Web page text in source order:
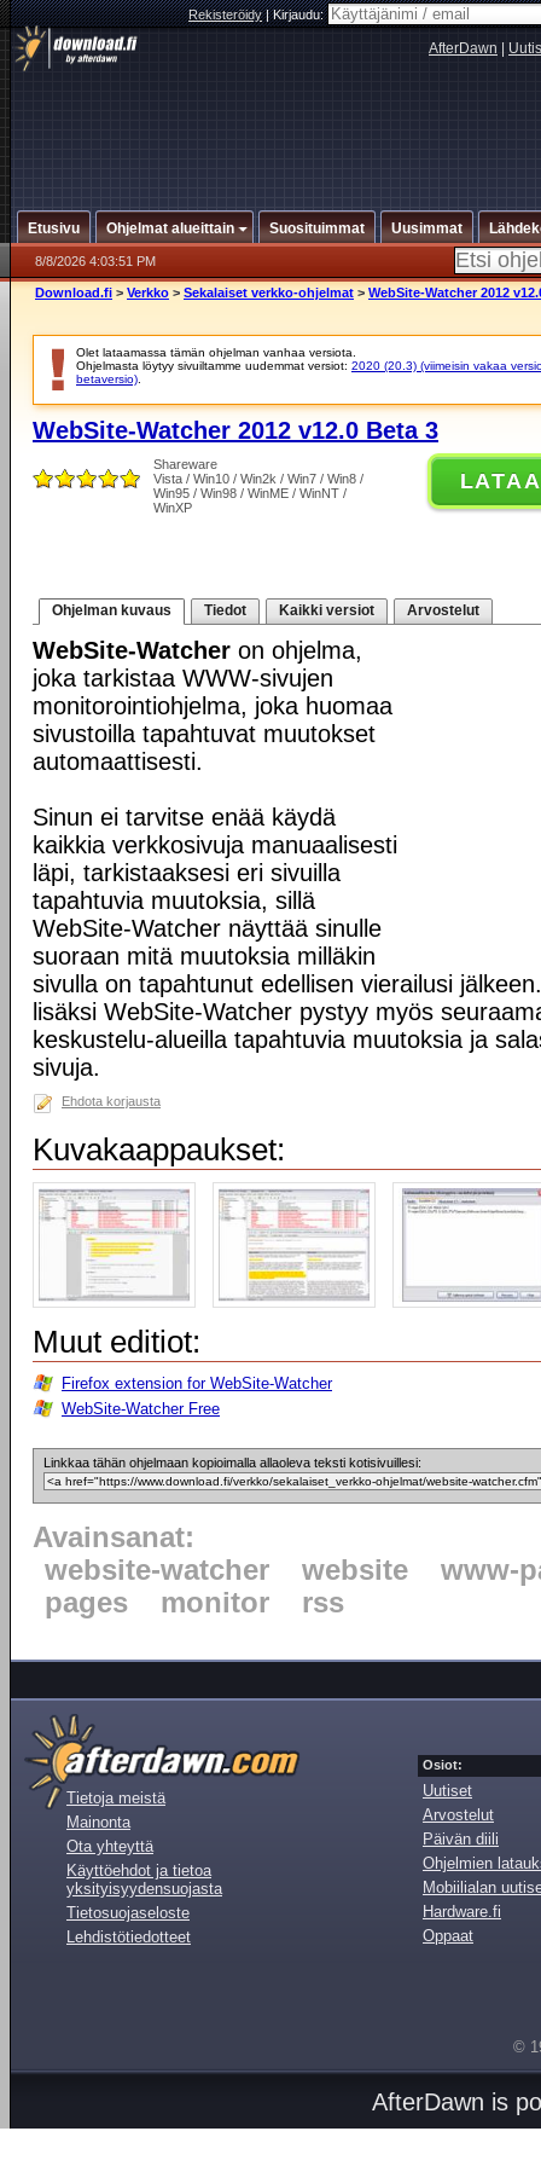
Rekisteröidy|Kirjaudu:
AfterDawn
Etusivu Ohjelmat alueittain Suosituimmat Uusimmat
8/8/2026 4:03:51 PM
Download.fi > Verkko > Sekalaiset verkko-ohjelmat > WebSite-Watcher 2012
Olet lataamassa tämän ohjelman vanhaa versiota.
Ohjelmasta löytyy sivuiltamme uudemmat versiot: 2020 (20.3) (viimeisin vakaa
betaversio)
WebSite-Watcher 2012 v12.0 Beta 3
Shareware
Vista / Win10 / Win2k / Win7 / Win8 /
Win95 / Win98 / WinME / WinNT /
WinXP
LATAA
Ohjelman kuvaus Tiedot Kaikki versiot Arvostelut
WebSite-Watcher on ohjelma,
joka tarkistaa WWW-sivujen
monitorointiohjelma, joka huomaa
sivustoilla tapahtuvat muutokset
automaattisesti.
Sinun ei tarvitse enää käydä
kaikkia verkkosivuja manuaalisesti
läpi, tarkistaaksesi eri sivuilla
tapahtuvia muutoksia, sillä
WebSite-Watcher näyttää sinulle
suoraan mitä muutoksia milläkin
sivulla on tapahtunut edellisen vierailusi
lisäksi WebSite-Watcher pystyy myös
keskustelu-alueilla tapahtuvia muutoksia ja
sivuja.
Ehdota korjausta
Kuvakaappaukset:
Muut editiot:
Firefox extension for WebSite-Watcher
WebSite-Watcher Free
Linkkaa tähän ohjelmaan kopioimalla allaoleva teksti kotisivuillesi:
Avainsanat:
website-watcher
website
www-
pages
monitor rss
Tietoja meistä
Mainonta
Ota yhteyttä
Käyttöehdot ja tietoa
yksityisyydensuojasta
Tietosuojaseloste
Lehdistötiedotteet
Osiot:
Uutiset
Arvostelut
Päivän diili
Ohjelmien
Mobiilialan
Hardware.fi
Oppaat
©
AfterDawn is